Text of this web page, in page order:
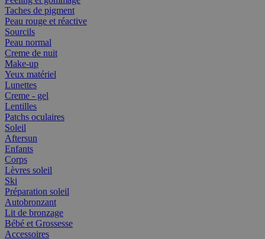
Taches de pigment
Peau rouge et réactive
Sourcils
Peau normal
Creme de nuit
Make-up
Yeux matériel
Lunettes
Creme - gel
Lentilles
Patchs oculaires
Soleil
Aftersun
Enfants
Corps
Lèvres soleil
Ski
Préparation soleil
Autobronzant
Lit de bronzage
Bébé et Grossesse
Accessoires